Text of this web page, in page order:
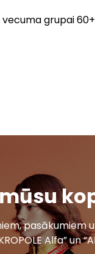
grupai
pasākumiem
Alfa” un